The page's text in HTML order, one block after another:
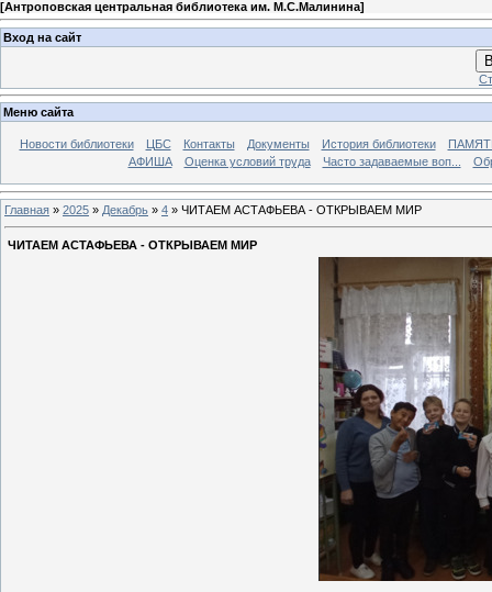
[Антроповская центральная библиотека им. М.С.Малинина]
Вход на сайт
Меню сайта
Новости библиотеки ЦБС Контакты Документы История библиотеки
АФИША
Оценка условий труда Часто задаваемые воп...
Главная » 2025 » Декабрь » 4 » ЧИТАЕМ АСТАФЬЕВА - ОТКРЫВАЕМ МИР
ЧИТАЕМ АСТАФЬЕВА - ОТКРЫВАЕМ МИР